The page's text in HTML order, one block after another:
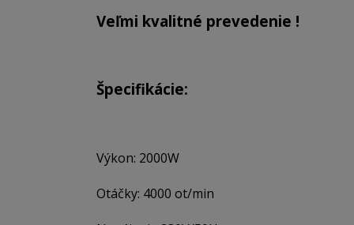
Veľmi kvalitné prevedenie !
Špecifikácie:
Výkon: 2000W
Otáčky: 4000 ot/min